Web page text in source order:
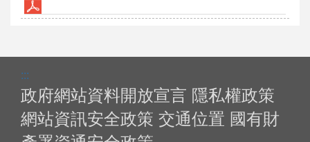
:::
政府網站資料開放宣言 隱私權政策
網站資訊安全政策 交通位置 國有財